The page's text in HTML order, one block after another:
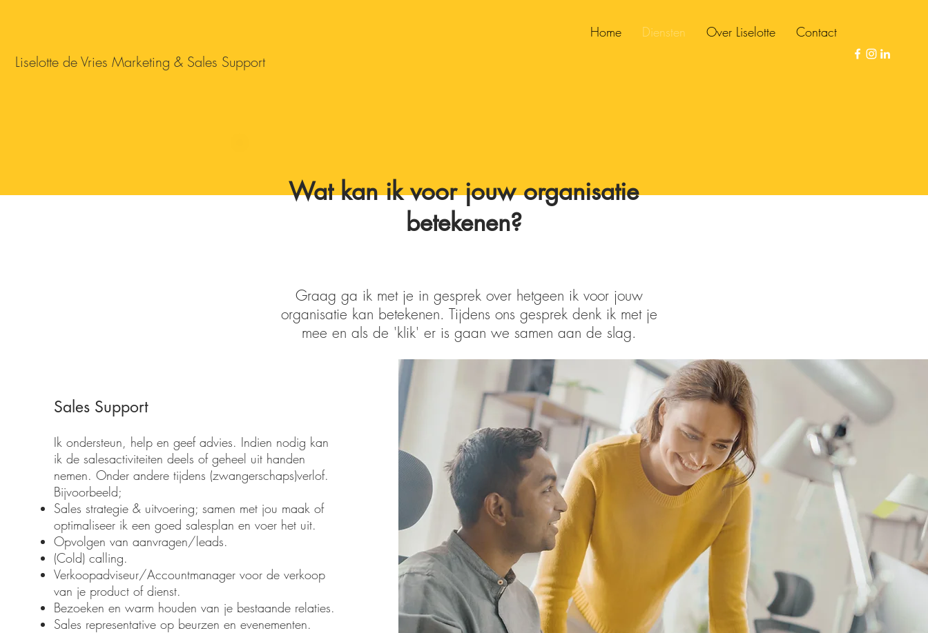
Home Diensten Over Liselotte Contact
Liselotte de Vries Marketing & Sales Support
Wat kan ik voor jouw organisatie
betekenen?
Graag ga ik met je in gesprek over hetgeen ik voor jouw
organisatie kan betekenen. Tijdens ons gesprek denk ik met je
mee en als de 'klik' er is gaan we samen aan de slag.
Sales Support
Ik ondersteun, help en geef advies. Indien nodig kan
ik de salesactiviteiten deels of geheel uit handen
nemen. Onder andere tijdens (zwangerschaps)verlof.
Bijvoorbeeld;
Sales strategie & uitvoering; samen met jou maak of
optimaliseer ik een goed salesplan en voer het uit.
Opvolgen van aanvragen/leads.
(Cold) calling.
Verkoopadviseur/Accountmanager voor de verkoop
van je product of dienst.
Bezoeken en warm houden van je bestaande relaties.
Sales representative op beurzen en evenementen.